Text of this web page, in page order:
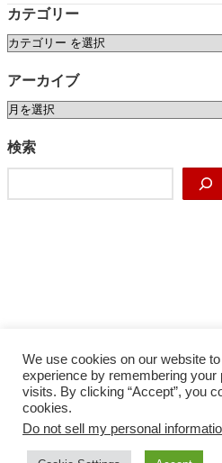
カテゴリー
カテゴリー
アーカイブ
ア
カ
検索
We use cookies on our website
experience by remembering your
visits. By clicking “Accept”, you
cookies.
Do not sell my personal